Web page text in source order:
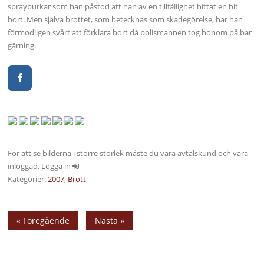
sprayburkar som han påstod att han av en tillfällighet hittat en bit
bort. Men själva brottet, som betecknas som skadegörelse, har han
förmodligen svårt att förklara bort då polismannen tog honom på bar
gärning.
För att se bilderna i större storlek måste du vara avtalskund och vara
inloggad. Logga in
Kategorier:2007, Brott
« Föregående Nästa »